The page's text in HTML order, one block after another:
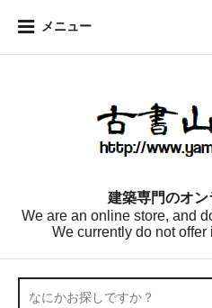
メニュー
建築専門のオ
We are an online store, and
We currently do not